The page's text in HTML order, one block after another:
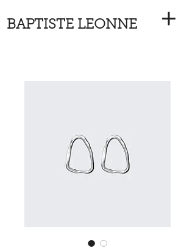
BAPTISTE LEONNE